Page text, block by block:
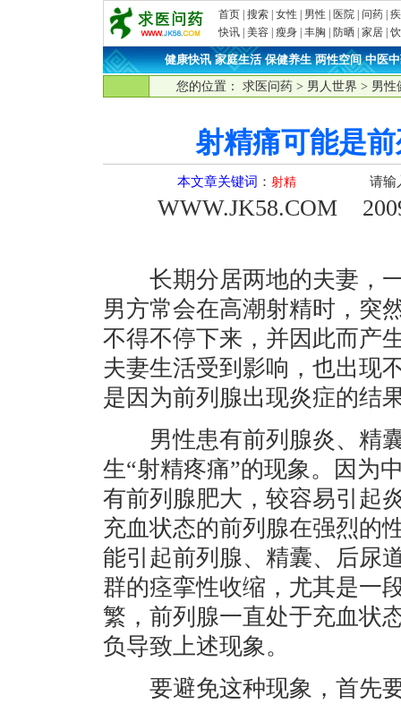
首页 搜索 女性 男性 医院 问药
快讯 美容 瘦身 丰胸 防晒 家居
健康快讯·家庭生活·保健养生·两性空间·中医
您的位置： 求医问药 > 男人世界 > 男性
射精痛可能是
本文章关键词 ： 射精 请输
WWW.JK58.COM
长期分居两地的夫妻，一
男方常会在高潮射精时，突
不得不停下来，并因此而产
夫妻生活受到影响，也出现
是因为前列腺出现炎症的结
男性患有前列腺炎、精
生“射精疼痛”的现象。因为
有前列腺肥大，较容易引起
充血状态的前列腺在强烈的
能引起前列腺、精囊、后尿
群的痉挛性收缩，尤其是一
繁，前列腺一直处于充血状
负导致上述现象。
要避免这种现象，首先要